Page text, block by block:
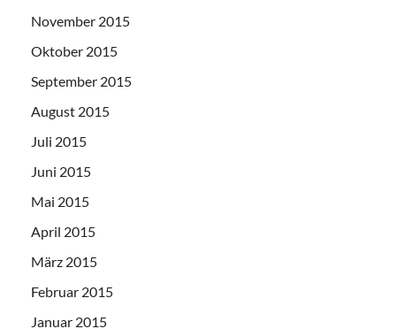
November 2015
Oktober 2015
September 2015
August 2015
Juli 2015
Juni 2015
Mai 2015
April 2015
März 2015
Februar 2015
Januar 2015